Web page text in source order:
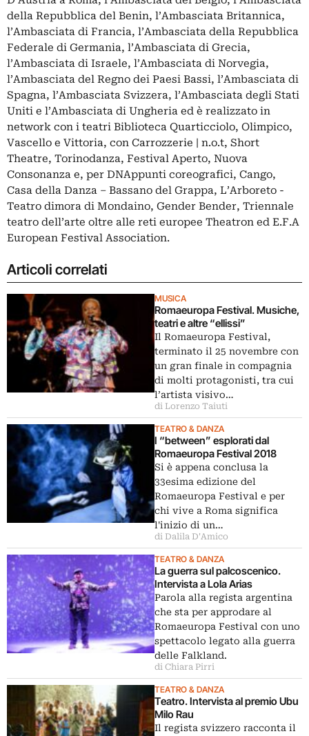
della Repubblica del Benin, l’Ambasciata Britannica,
l’Ambasciata di Francia, l’Ambasciata della Repubblica
Federale di Germania, l’Ambasciata di Grecia,
l’Ambasciata di Israele, l’Ambasciata di Norvegia,
l’Ambasciata del Regno dei Paesi Bassi, l’Ambasciata di
Spagna, l’Ambasciata Svizzera, l’Ambasciata degli Stati
Uniti e l’Ambasciata di Ungheria ed è realizzato in
network con i teatri Biblioteca Quarticciolo, Olimpico,
Vascello e Vittoria, con Carrozzerie | n.o.t, Short
Theatre, Torinodanza, Festival Aperto, Nuova
Consonanza e, per DNAppunti coreografici, Cango,
Casa della Danza – Bassano del Grappa, L’Arboreto -
Teatro dimora di Mondaino, Gender Bender, Triennale
teatro dell’arte oltre alle reti europee Theatron ed E.F.A
European Festival Association.
Articoli correlati
MUSICA
Romaeuropa Festival. Musiche,
teatri e altre “ellissi”
Il Romaeuropa Festival,
terminato il 25 novembre con
un gran finale in compagnia
di molti protagonisti, tra cui
l’artista visivo…
di Lorenzo Taiuti
TEATRO & DANZA
I “between” esplorati dal
Romaeuropa Festival 2018
Si è appena conclusa la
33esima edizione del
Romaeuropa Festival e per
chi vive a Roma significa
l'inizio di un…
di Dalila D'Amico
TEATRO & DANZA
La guerra sul palcoscenico.
Intervista a Lola Arias
Parola alla regista argentina
che sta per approdare al
Romaeuropa Festival con uno
spettacolo legato alla guerra
delle Falkland.
di Chiara Pirri
TEATRO & DANZA
Teatro. Intervista al premio Ubu
Milo Rau
Il regista svizzero racconta il